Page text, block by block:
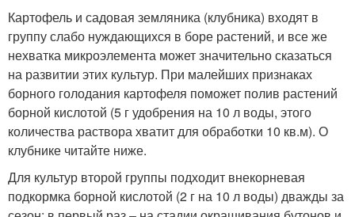
Картофель и садовая земляника (клубника) входят в
группу слабо нуждающихся в боре растений, и все же
нехватка микроэлемента может значительно сказаться
на развитии этих культур. При малейших признаках
борного голодания картофеля поможет полив растений
борной кислотой (5 г удобрения на 10 л воды, этого
количества раствора хватит для обработки 10 кв.м). О
клубнике читайте ниже.
Для культур второй группы подходит внекорневая
подкормка борной кислотой (2 г на 10 л воды) дважды за